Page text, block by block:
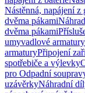
Nástěnná, napájení z
dvěma pákami
dvěma pákami
umyvadlové armatury
armaturyPřipojení
spotřebiče a výlevky
pro Odpadní
uzávěrkyNáhradní